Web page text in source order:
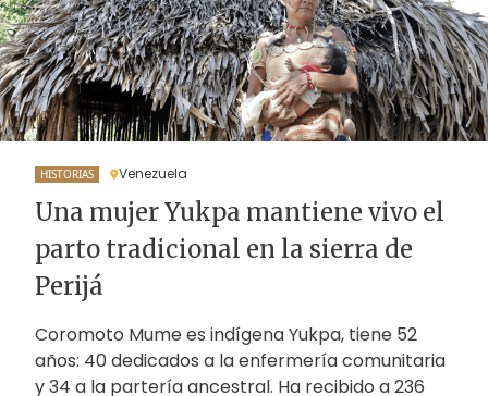
HISTORIAS Venezuela
Una mujer Yukpa mantiene vivo el
parto tradicional en la sierra de
Perijá
Coromoto Mume es indígena Yukpa, tiene 52
años: 40 dedicados a la enfermería comunitaria
y 34 a la partería ancestral. Ha recibido a 236